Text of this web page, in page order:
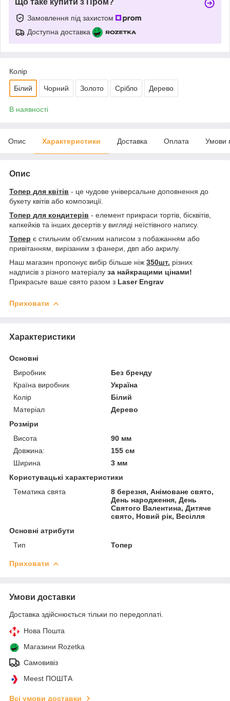
Замовлення під захистом
Доступна доставка
Колір
Білий Чорний Золото Срібло Дерево
В наявності
Опис Характеристики Доставка Оплата Умови
Опис
Топер для квітів - це чудове універсальне доповнення до
букету квітів або композиції.
Топер для кондитерів - елемент прикраси тортів, бісквітів,
капкейків та інших десертів у вигляді неїстівного напису.
Топер є стильним об'ємним написом з побажанням або
привітанням, вирізаним з фанери, двп або акрилу.
Наш магазин пропонує вибір більше ніж 350шт. різних
надписів з різного матеріалу за найкращими цінами!
Прикрасьте ваше свято разом з Laser Engrav
Приховати
Характеристики
Основні
Виробник
Без бренду
Країна виробник
Україна
Колір
Білий
Матеріал
Дерево
Розміри
Висота
90 мм
Довжина:
155 см
Ширина
3 мм
Користувацькі характеристики
Тематика свята
8 березня, Анімоване свято,
День народження, День
Святого Валентина, Дитяче
свято, Новий рік, Весілля
Основні атрибути
Тип
Топер
Приховати
Умови доставки
Доставка здійснюється тільки по передоплаті.
Нова Пошта
Магазини Rozetka
Самовивіз
Meest ПОШТА
Всі умови доставки